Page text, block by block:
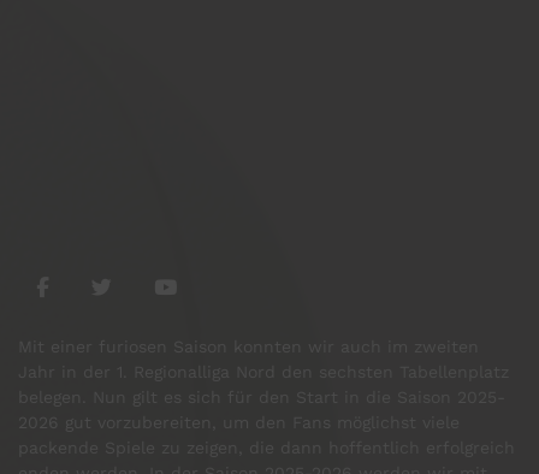
Mit einer furiosen Saison konnten wir auch im zweiten
Jahr in der 1. Regionalliga Nord den sechsten Tabellenplatz
packende Spiele zu zeigen, die dann hoffentlich erfolgreich